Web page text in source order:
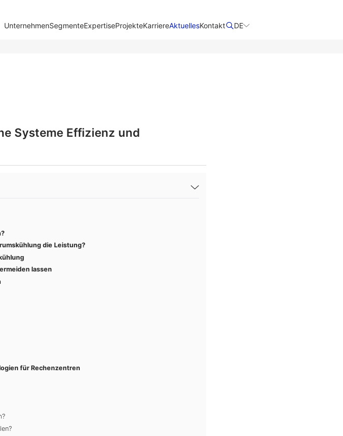
UnternehmenSegmenteExpertiseProjekteKarriereAktuellesKontakt DE
Systeme Effizienz und
die Leistung?
lassen
für Rechenzentren